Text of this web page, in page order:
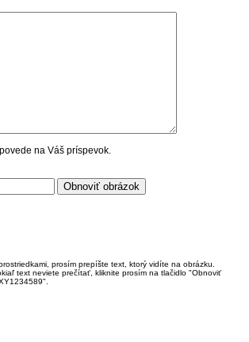
na Váš príspevok.
prosím prepíšte text, ktorý vidíte na obrázku.
text neviete prečítať, kliknite prosím na tlačidlo "Obnoviť